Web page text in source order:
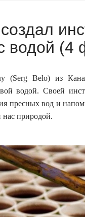
водой (4
(Serg Belo) из
водой. Своей
пресных вод и
природой.